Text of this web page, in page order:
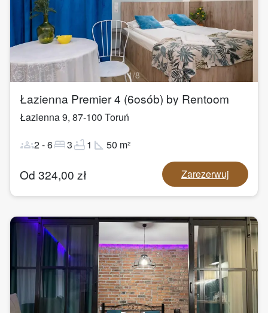
1/8
Łazienna Premier 4 (6osób) by Rentoom
Łazienna 9, 87-100 Toruń
groups2-6bed3bathtub1 square_foot 50 m²
Od 324,00 zł Zarezerwuj